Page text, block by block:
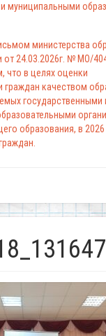
муниципальными
министерства
от 24.03.2026г. № МО/
что в целях оценки
граждан качеством
государственными
образования, в 2026